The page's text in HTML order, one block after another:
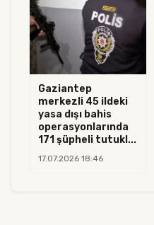
Gaziantep
merkezli 45 ildeki
yasa dışı bahis
operasyonlarında
171 şüpheli tutukl...
17.07.2026 18:46